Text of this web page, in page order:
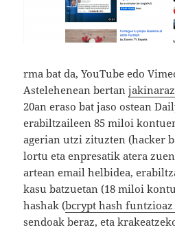
rma bat da, YouTube edo
Astelehenean bertan
20an eraso bat jaso ostean
erabiltzaileen 85 miloi
agerian utzi zituzten (hacker
lortu eta enpresatik atera
artean email helbidea,
kasu batzuetan (18 miloi
hashak (bcrypt hash
sendoak beraz, eta